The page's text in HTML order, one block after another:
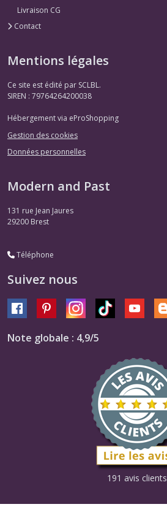
Livraison CG
Contact
Mentions légales
Ce site est édité par SCLBL.
SIREN : 79764264200038
Hébergement via eProShopping
Gestion des cookies
Données personnelles
Modern and Past
131 rue Jean Jaures
29200 Brest
Téléphone
Suivez nous
Note globale : 4,9/5
191 avis clients